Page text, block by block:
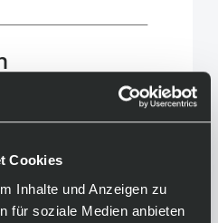
Cookies
Inhalte und Anzeigen zu
für soziale Medien anbieten
ist ein
geeignet für
Material des ROAM für
während
optimal schützt!